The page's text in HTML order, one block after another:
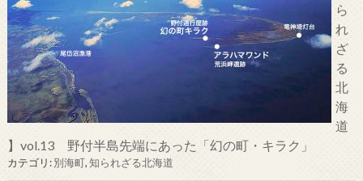
ら
れ
ざ
る
北
海
道
】vol.13 野付半島先端にあった「幻の町・キラク」
カテゴリ:別海町,知られざる北海道